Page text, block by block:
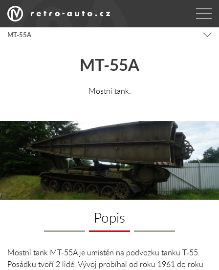
MT-55A
MT-55A
Mostní tank.
Popis
Mostní tank MT-55A je umístěn na podvozku tanku T-55.
Posádku tvoří 2 lidé. Vývoj probíhal od roku 1961 do roku